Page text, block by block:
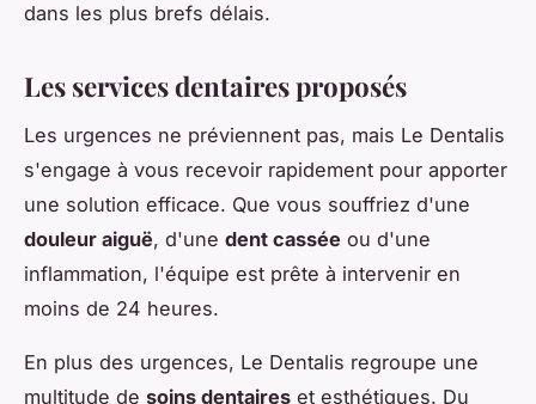
dans les plus brefs délais.
Les services dentaires proposés
Les urgences ne préviennent pas, mais Le Dentalis
s'engage à vous recevoir rapidement pour apporter
une solution efficace. Que vous souffriez d'une
douleur aiguë, d'une dent cassée ou d'une
inflammation, l'équipe est prête à intervenir en
moins de 24 heures.
En plus des urgences, Le Dentalis regroupe une
multitude de soins dentaires et esthétiques. Du